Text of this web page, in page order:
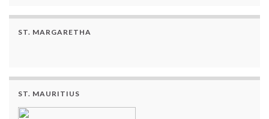
ST. MARGARETHA
ST. MAURITIUS